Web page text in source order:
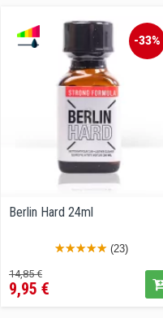
-33%
Berlin Hard 24ml
(23)
Precio
regular
14,85 €Precio
9,95 €